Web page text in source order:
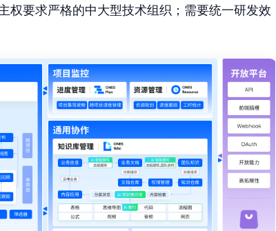
权要求严格的中大型技术组织；需要统一研发效